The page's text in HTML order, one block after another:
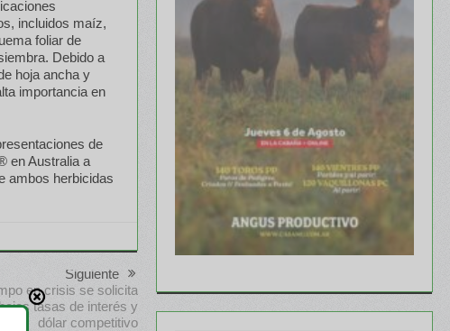
incluidos maíz,
foliar de
Debido a
hoja ancha y
importancia en
de
en Australia a
ambos herbicidas
Siguiente
en crisis se solicita
tasas de interés y
dólar competitivo